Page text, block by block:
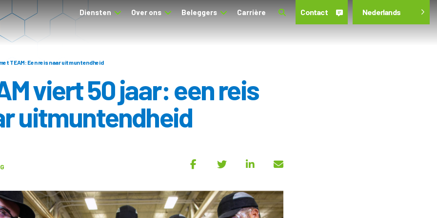
Diensten Over ons Beleggers Carrière Contact Nederlands
TEAM: Een reis naar uitmuntendheid
viert 50 jaar: een reis
uitmuntendheid